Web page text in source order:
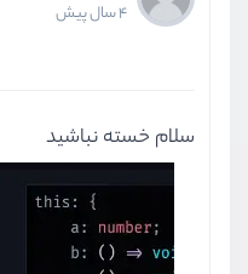
4 سال پیش
سلام خسته نباشید